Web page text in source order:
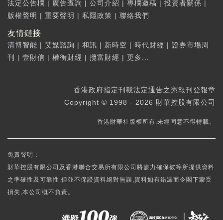
法定公告欄 | 廣告查詢 | 公司介紹 | 專欄邀稿 | 投資者關係 |
版權聲明 | 重要聲明 | 私隱政策 | 聯絡我們
友情鏈接
清博智能 | 艾媒諮詢 | 和訊 | 新時空 | 時代財經 | 證券市場周
刊
| 壹財信 | 權衡財經 | 攬富財經 | 更多...
香港政府指定刊載法定通告之憲報刊登報章
Copyright © 1998 - 2026 財華控股有限公司
香港財華社版權所有,未經同意不得轉載。
免責聲明：
財華控股有限公司及香港聯合交易所有限公司將盡力確保彼等所提供資料
之準確性及可靠性,但並不保證資料絕對無誤,資料如有錯漏而令閣下蒙受
損失,本公司概不負責。